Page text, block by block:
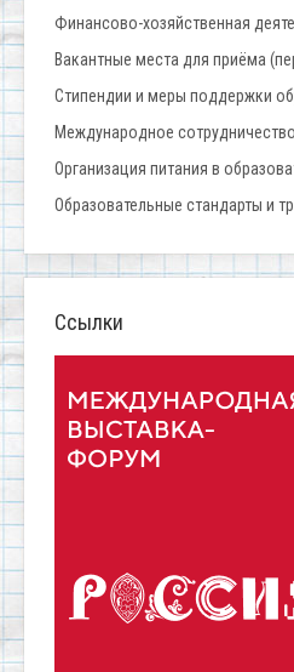
Финансово-хозяйственная
Вакантные места для приёма
Стипендии и меры поддержки
Международное сотрудничество
Организация питания в
Образовательные стандарты и
Ссылки